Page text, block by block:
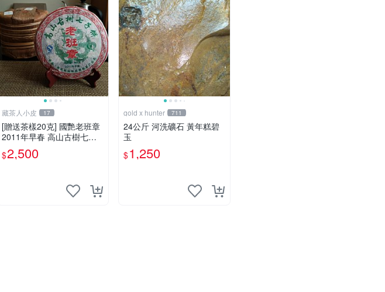
藏茶人小皮 17
[贈送茶樣20克] 國艷老班章
2011年早春 高山古樹七子
餅
$2,500
gold x hunter 711
24公斤 河洗礦石 黃年糕碧
玉
$1,250